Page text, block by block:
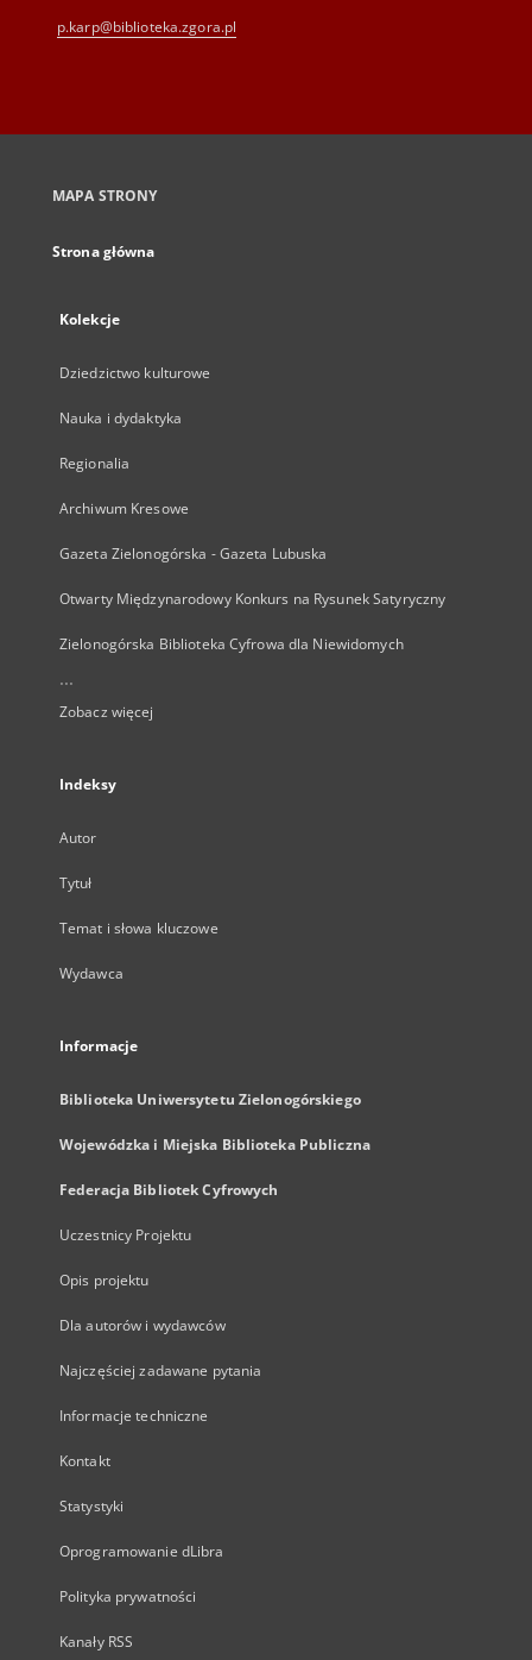
p.karp@biblioteka.zgora.pl
MAPA STRONY
Strona główna
Kolekcje
Dziedzictwo kulturowe
Nauka i dydaktyka
Regionalia
Archiwum Kresowe
Gazeta Zielonogórska - Gazeta Lubuska
Otwarty Międzynarodowy Konkurs na Rysunek Satyryczny
Zielonogórska Biblioteka Cyfrowa dla Niewidomych
...
Zobacz więcej
Indeksy
Autor
Tytuł
Temat i słowa kluczowe
Wydawca
Informacje
Biblioteka Uniwersytetu Zielonogórskiego
Wojewódzka i Miejska Biblioteka Publiczna
Federacja Bibliotek Cyfrowych
Uczestnicy Projektu
Opis projektu
Dla autorów i wydawców
Najczęściej zadawane pytania
Informacje techniczne
Kontakt
Statystyki
Oprogramowanie dLibra
Polityka prywatności
Kanały RSS